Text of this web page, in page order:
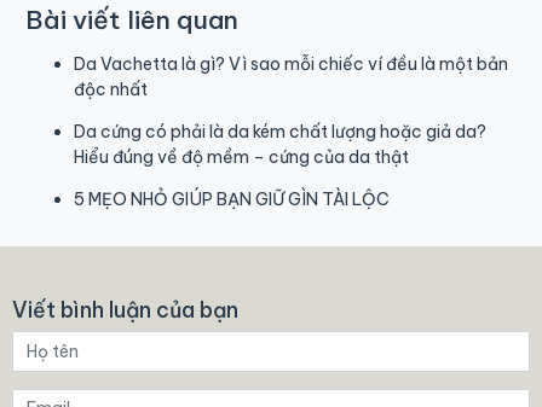
Bài viết liên quan
Da Vachetta là gì? Vì sao mỗi chiếc ví đều là một bản
độc nhất
Da cứng có phải là da kém chất lượng hoặc giả da?
Hiểu đúng về độ mềm – cứng của da thật
5 MẸO NHỎ GIÚP BẠN GIỮ GÌN TÀI LỘC
Viết bình luận của bạn